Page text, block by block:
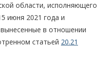
области, исполняющего
июня 2021 года и
в отношении
статьей 20.21